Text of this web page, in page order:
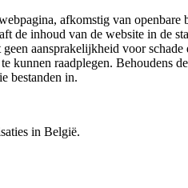
afkomstig van
de inhoud van de website in de
aansprakelijkheid voor
kunnen raadplegen. Behoudens
bestanden in.
in België.